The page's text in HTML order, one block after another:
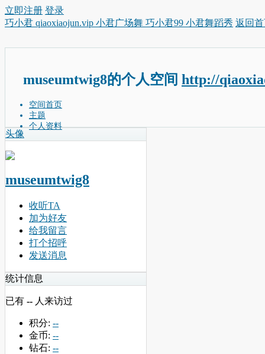
立即注册 登录
巧小君 qiaoxiaojun.vip 小君广场舞 巧小君99 小君舞蹈秀 返回
museumtwig8的个人空间 http://
空间首页
主题
个人资料
头像
museumtwig8
收听TA
加为好友
给我留言
打个招呼
发送消息
统计信息
已有 -- 人来访过
积分: --
金币: --
钻石: --